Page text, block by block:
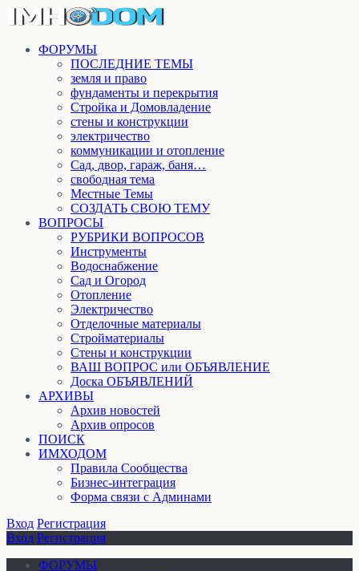
ФОРУМЫ
ПОСЛЕДНИЕ ТЕМЫ
земля и право
фундаменты и перекрытия
Стройка и Домовладение
стены и конструкции
электричество
коммуникации и отопление
Cад, двор, гараж, баня…
свободная тема
Местные Темы
СОЗДАТЬ СВОЮ ТЕМУ
ВОПРОСЫ
РУБРИКИ ВОПРОСОВ
Инструменты
Водоснабжение
Сад и Огород
Отопление
Электричество
Отделочные материалы
Стройматериалы
Стены и конструкции
ВАШ ВОПРОС или ОБЪЯВЛЕНИЕ
Доска ОБЪЯВЛЕНИЙ
АРХИВЫ
Архив новостей
Архив опросов
ПОИСК
ИМХОДОМ
Правила Сообщества
Бизнес-интеграция
Форма связи с Админами
Вход Регистрация
Вход Регистрация
ФОРУМЫ